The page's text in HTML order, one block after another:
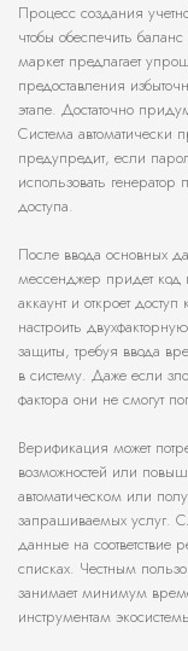
Процесс создания
чтобы обеспечить
маркет предлагает
предоставления
этапе. Достаточно
Система автоматически
предупредит, если
использовать
доступа.
После ввода основных
мессенджер придет код
аккаунт и откроет
настроить
защиты, требуя ввода
в систему. Даже если
фактора они не смогут
Верификация может
возможностей или
автоматическом или
запрашиваемых услуг.
данные на соответствие
списках. Честным
занимает минимум
инструментам